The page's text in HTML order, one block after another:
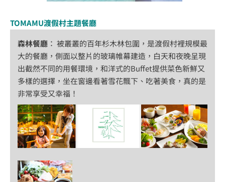
TOMAMU渡假村主題餐廳
森林餐廳 ： 被叢叢的百年杉木林包圍，是渡假村裡規模最
大的餐廳，側面以整片的玻璃帷幕建造，白天和夜晚呈現
出截然不同的用餐環境，和洋式的Buffet提供菜色新鮮又
多樣的選擇，坐在窗邊看著雪花飄下、吃著美食，真的是
非常享受又幸福！